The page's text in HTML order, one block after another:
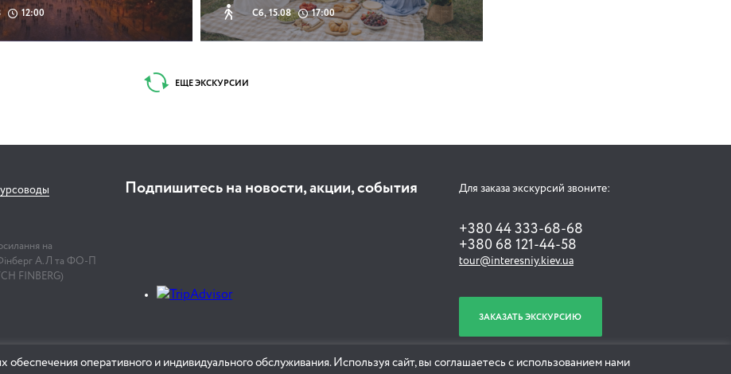
12:00 Сб, 15.08 17:00
ЕЩЕ ЭКСКУРСИИ
на
А.Л та ФО-П
FINBERG)
Подпишитесь на новости, акции, события Для заказа экскурсий звоните:
+380 44 333-68-68
+380 68 121-44-58
tour@interesniy.kiev.ua
ЗАКАЗАТЬ ЭКСКУРСИЮ
оперативного и индивидуального обслуживания. Используя сайт, вы соглашаетесь с использованием нами